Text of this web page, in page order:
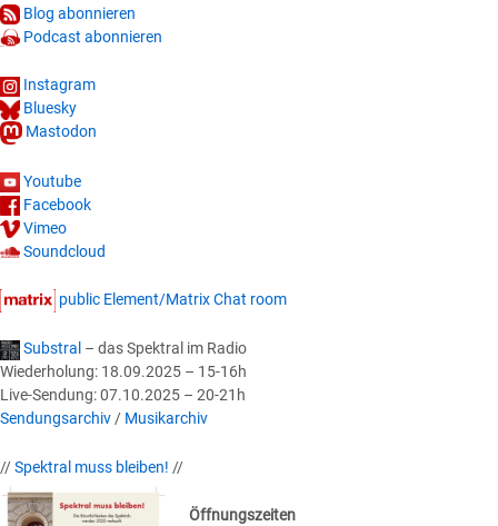
Blog abonnieren
Podcast abonnieren
Instagram
Bluesky
Mastodon
Youtube
Facebook
Vimeo
Soundcloud
public Element/Matrix Chat room
Substral – das Spektral im Radio
Wiederholung: 18.09.2025 – 15-16h
Live-Sendung: 07.10.2025 – 20-21h
Sendungsarchiv/ Musikarchiv
//Spektral muss bleiben! //
Öffnungszeiten